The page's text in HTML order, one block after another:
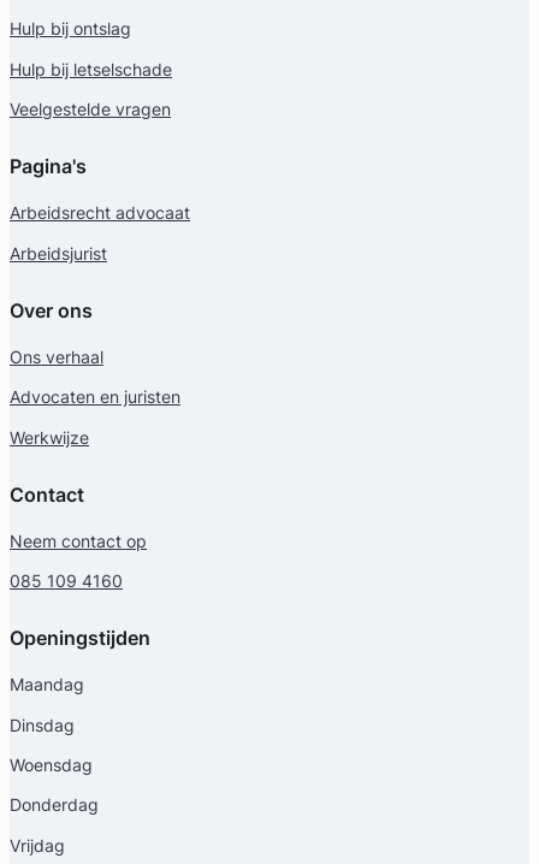
Hulp bij ontslag
Hulp bij letselschade
Veelgestelde vragen
Pagina's
Arbeidsrecht advocaat
Arbeidsjurist
Over ons
Ons verhaal
Advocaten en juristen
Werkwijze
Contact
Neem contact op
085 109 4160
Openingstijden
Maandag
Dinsdag
Woensdag
Donderdag
Vrijdag